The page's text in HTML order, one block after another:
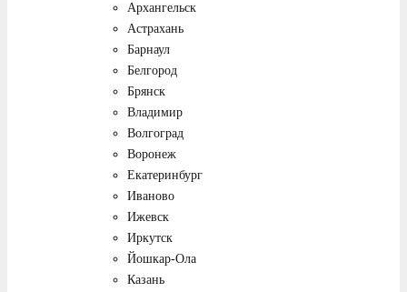
Архангельск
Астрахань
Барнаул
Белгород
Брянск
Владимир
Волгоград
Воронеж
Екатеринбург
Иваново
Ижевск
Иркутск
Йошкар-Ола
Казань